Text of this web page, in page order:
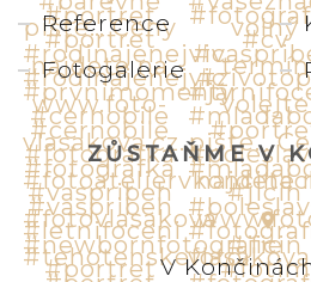
Reference
Fotogalerie
ZŮSTAŇME V
V